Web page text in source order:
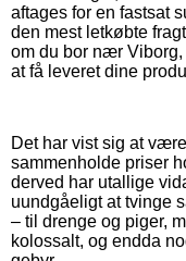
aftages for en fastsat
den mest letkøbte
om du bor nær
at få leveret dine
Det har vist sig at
sammenholde priser
derved har utallige
uundgåeligt at tvinge
– til drenge og piger,
kolossalt, og endda